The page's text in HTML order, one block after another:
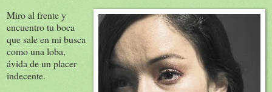
Miro al frente y
encuentro tu boca
que sale en mi busca
como una loba,
ávida de un placer
indecente.